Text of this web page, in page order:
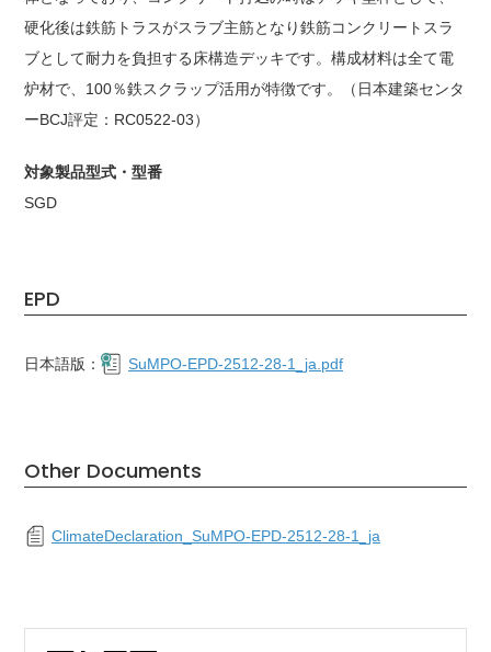
硬化後は鉄筋トラスがスラブ主筋となり鉄筋コンクリートスラ
ブとして耐力を負担する床構造デッキです。構成材料は全て電
炉材で、100％鉄スクラップ活用が特徴です。（日本建築センタ
ーBCJ評定：RC0522-03）
対象製品型式・型番
SGD
EPD
日本語版： SuMPO-EPD-2512-28-1_ja.pdf
Other Documents
ClimateDeclaration_SuMPO-EPD-2512-28-1_ja